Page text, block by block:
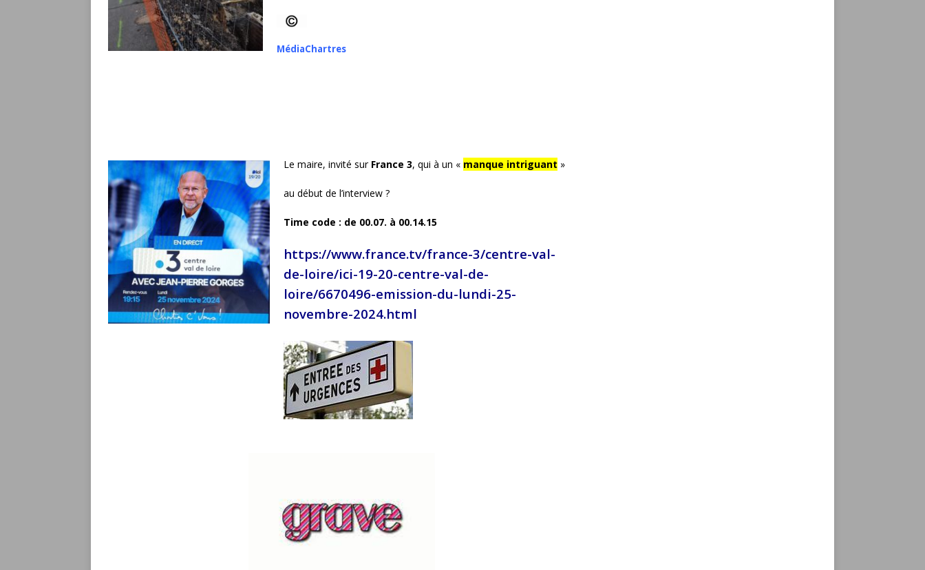
MédiaChartres
Le maire, invité sur France 3, qui à un « manque intriguant »
au début de l’interview ?
Time code : de 00.07. à 00.14.15
https://www.france.tv/france-3/centre-val-
de-loire/ici-19-20-centre-val-de-
loire/6670496-emission-du-lundi-25-
novembre-2024.html